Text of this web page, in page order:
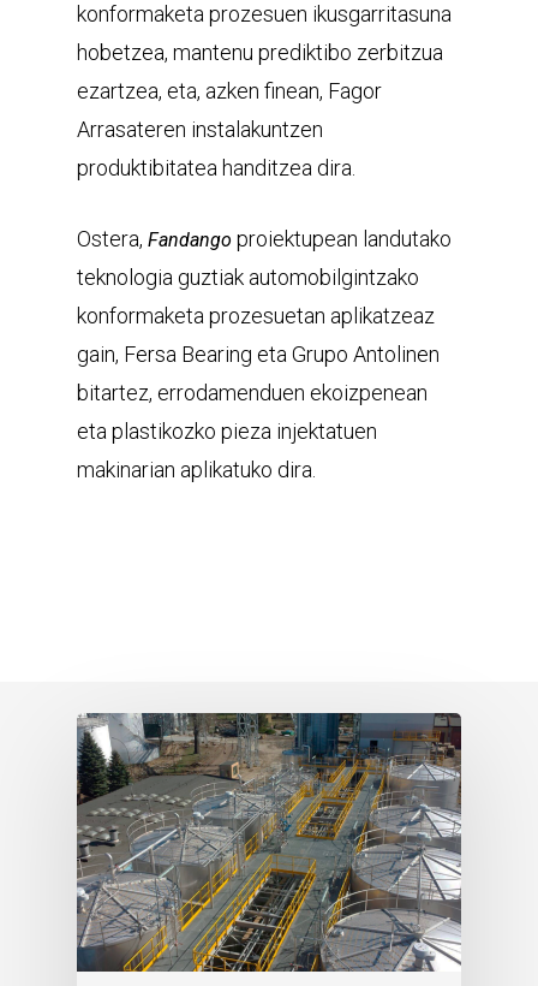
konformaketa prozesuen ikusgarritasuna
hobetzea, mantenu prediktibo zerbitzua
ezartzea, eta, azken finean, Fagor
Arrasateren instalakuntzen
produktibitatea handitzea dira.
Ostera, Fandango proiektupean landutako
teknologia guztiak automobilgintzako
konformaketa prozesuetan aplikatzeaz
gain, Fersa Bearing eta Grupo Antolinen
bitartez, errodamenduen ekoizpenean
eta plastikozko pieza injektatuen
makinarian aplikatuko dira.